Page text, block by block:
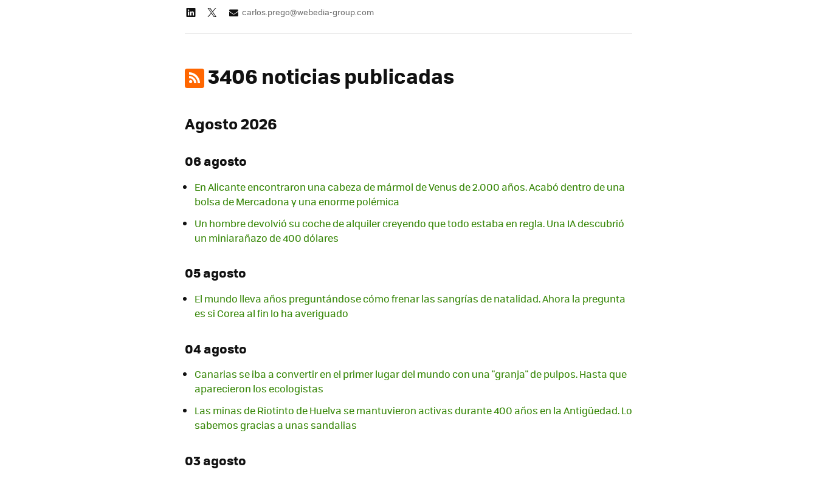
carlos.prego@webedia-group.com
3406 noticias publicadas
Agosto 2026
06 agosto
En Alicante encontraron una cabeza de mármol de Venus de 2.000 años. Acabó dentro de una
bolsa de Mercadona y una enorme polémica
Un hombre devolvió su coche de alquiler creyendo que todo estaba en regla. Una IA descubrió
un miniarañazo de 400 dólares
05 agosto
El mundo lleva años preguntándose cómo frenar las sangrías de natalidad. Ahora la pregunta
es si Corea al fin lo ha averiguado
04 agosto
Canarias se iba a convertir en el primer lugar del mundo con una "granja" de pulpos. Hasta que
aparecieron los ecologistas
Las minas de Riotinto de Huelva se mantuvieron activas durante 400 años en la Antigüedad. Lo
sabemos gracias a unas sandalias
03 agosto